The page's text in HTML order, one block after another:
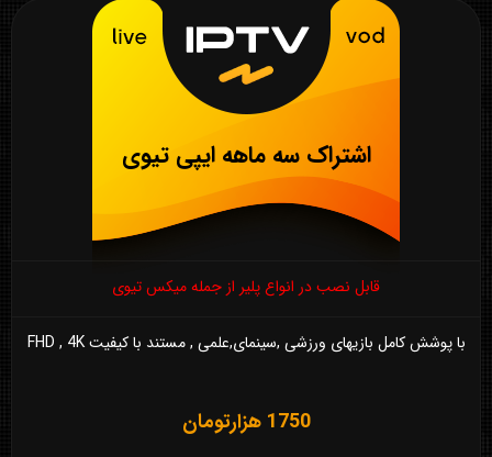
اشتراک سه ماهه ایپی تیوی
قابل نصب در انواع پلیر از جمله میکس تیوی
با پوشش کامل بازیهای ورزشی ,سینمای,علمی , مستند با کیفیت FHD , 4K
1750 هزارتومان